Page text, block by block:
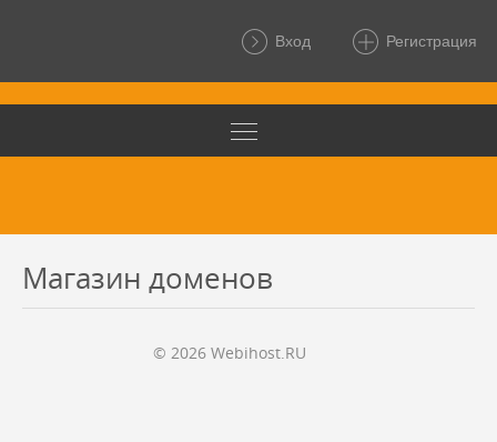
Вход Регистрация
Магазин доменов
© 2026 Webihost.RU